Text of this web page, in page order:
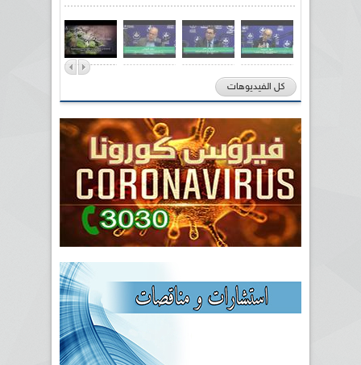
كل الفيديوهات